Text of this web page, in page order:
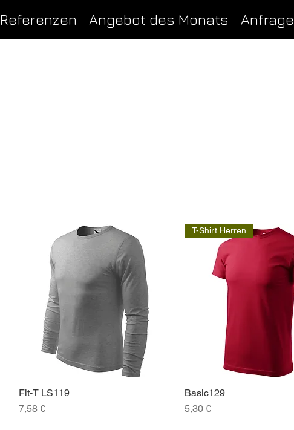
Referenzen Angebot des Monats Anfrage
Schnellansicht
Fit-T LS119
Preis
7,58 €
T-Shirt Herren
Basic129
Preis
5,30 €